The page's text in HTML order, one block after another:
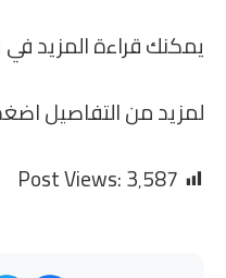
يمكنك قراءة المزيد في
لمزيد من التفاصيل
Post Views:3٬587